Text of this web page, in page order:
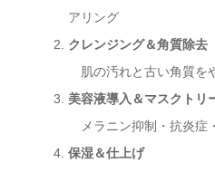
アリング
クレンジング＆角質除去
肌の汚れと古い角質を
美容液導入＆マスクトリ
メラニン抑制・抗炎症
保湿＆仕上げ